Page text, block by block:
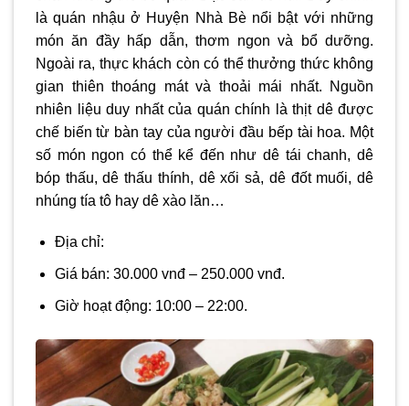
là quán nhậu ở Huyện Nhà Bè nổi bật với những
món ăn đầy hấp dẫn, thơm ngon và bổ dưỡng.
Ngoài ra, thực khách còn có thể thưởng thức không
gian thiên thoáng mát và thoải mái nhất. Nguồn
nhiên liệu duy nhất của quán chính là thịt dê được
chế biến từ bàn tay của người đầu bếp tài hoa. Một
số món ngon có thể kể đến như dê tái chanh, dê
bóp thấu, dê thấu thính, dê xối sả, dê đốt muối, dê
nhúng tía tô hay dê xào lăn…
Địa chỉ:
Giá bán: 30.000 vnđ – 250.000 vnđ.
Giờ hoạt động: 10:00 – 22:00.